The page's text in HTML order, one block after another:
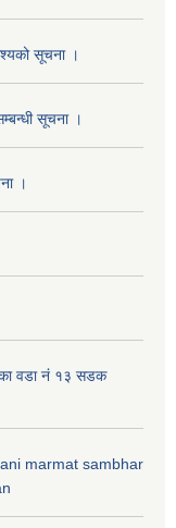
सूचना ।
सूचना ।
।
वडा नं १३ सडक
marmat sambhar